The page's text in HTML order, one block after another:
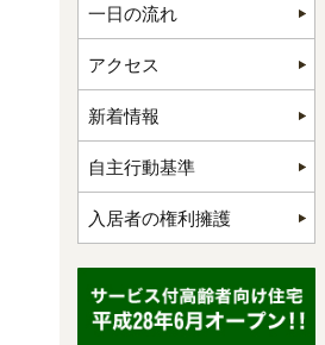
一日の流れ
アクセス
新着情報
自主行動基準
入居者の権利擁護